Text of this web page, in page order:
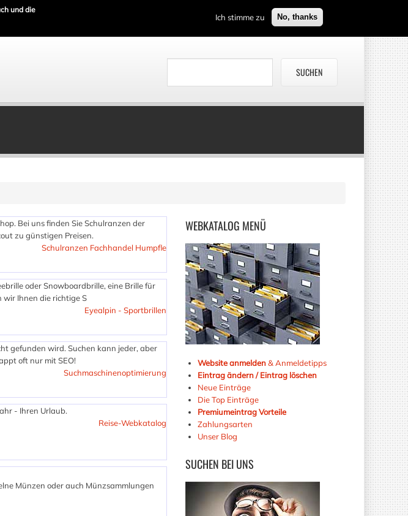
und die
Ich stimme zu No, thanks
WEBKATALOG MENÜ
Website anmelden& Anmeldetipps
Eintrag ändern / Eintrag löschen
Neue Einträge
Die Top Einträge
Premiumeintrag Vorteile
Zahlungsarten
Unser Blog
SUCHEN BEI UNS
Bei uns finden Sie Schulranzen der
zu günstigen Preisen.
Schulranzen Fachhandel Humpfle
oder Snowboardbrille, eine Brille für
wir Ihnen die richtige S
Eyealpin - Sportbrillen
gefunden wird. Suchen kann jeder, aber
oft nur mit SEO!
Suchmaschinenoptimierung
- Ihren Urlaub.
Reise-Webkatalog
Münzen oder auch Münzsammlungen